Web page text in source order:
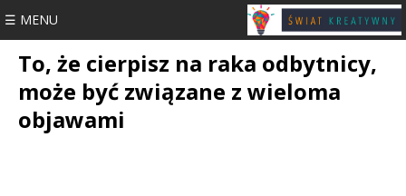
☰ MENU
To, że cierpisz na raka odbytnicy,
może być związane z wieloma
objawami